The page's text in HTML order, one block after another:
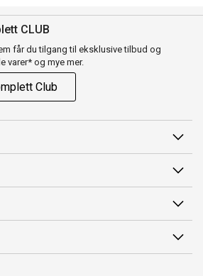
CLUB
får du tilgang til eksklusive tilbud og
varer* og mye mer.
Club
Club